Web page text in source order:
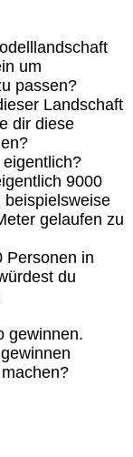
um
passen?
Landschaft
dir diese
9000
beispielsweise
gelaufen zu
Personen in
du
gewinnen.